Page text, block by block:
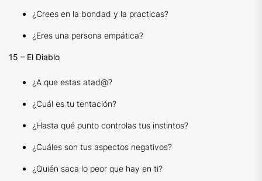
¿Crees en la bondad y la practicas?
¿Eres una persona empática?
15 – El Diablo
¿A que estas atad@?
¿Cuál es tu tentación?
¿Hasta qué punto controlas tus instintos?
¿Cuáles son tus aspectos negativos?
¿Quién saca lo peor que hay en ti?